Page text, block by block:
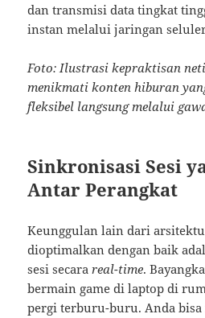
dan transmisi data tingkat
instan melalui jaringan
Foto: Ilustrasi kepraktisan
menikmati konten hiburan
fleksibel langsung melalui
Sinkronisasi Sesi
Antar Perangkat
Keunggulan lain dari
dioptimalkan dengan baik
sesi secarareal-time.
bermain game di laptop di
pergi terburu-buru. Anda